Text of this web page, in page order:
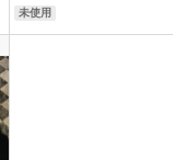
未使用